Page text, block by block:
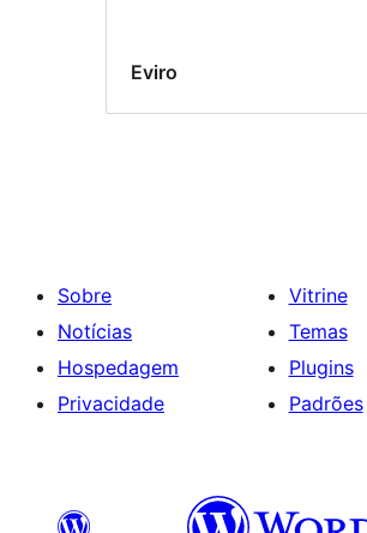
Eviro
Sobre
Notícias
Hospedagem
Privacidade
Vitrine
Temas
Plugins
Padrões